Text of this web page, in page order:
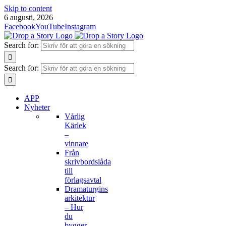
Skip to content
6 augusti, 2026
FacebookYouTubeInstagram
Search for:
Search for:
APP
Nyheter
Vårlig
Kärlek
–
vinnare
Från
skrivbordslåda
till
förlagsavtal
Dramaturgins
arkitektur
– Hur
du